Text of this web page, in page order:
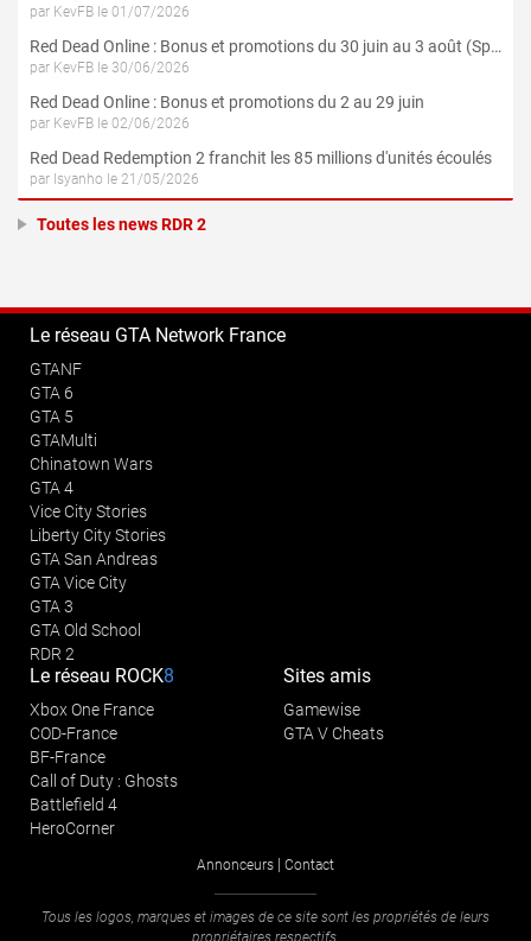
par KevFB le 01/07/2026
Red Dead Online : Bonus et promotions du 30 juin au 3 août (Spécial 4 Juillet)
par KevFB le 30/06/2026
Red Dead Online : Bonus et promotions du 2 au 29 juin
par KevFB le 02/06/2026
Red Dead Redemption 2 franchit les 85 millions d'unités écoulés
par Isyanho le 21/05/2026
Toutes les news RDR 2
Le réseau GTA Network France
GTANF
GTA 6
GTA 5
GTAMulti
Chinatown Wars
GTA 4
Vice City Stories
Liberty City Stories
GTA San Andreas
GTA Vice City
GTA 3
GTA Old School
RDR 2
Le réseau ROCK8
Xbox One France
COD-France
BF-France
Call of Duty : Ghosts
Battlefield 4
HeroCorner
Sites amis
Gamewise
GTA V Cheats
Annonceurs | Contact
Tous les logos, marques et images de ce site sont les propriétés de leurs
propriétaires respectifs.